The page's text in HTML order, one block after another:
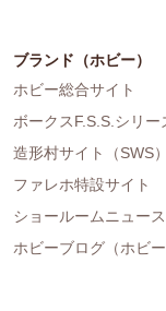
ブランド（ホビー）
ホビー総合サイト
ボークスF.S.S.シリー
造形村サイト（SWS）
ファレホ特設サイト
ショールームニュー
ホビーブログ（ホビー